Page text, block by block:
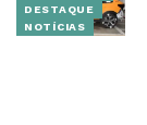
DESTAQUE
NOTÍCIAS